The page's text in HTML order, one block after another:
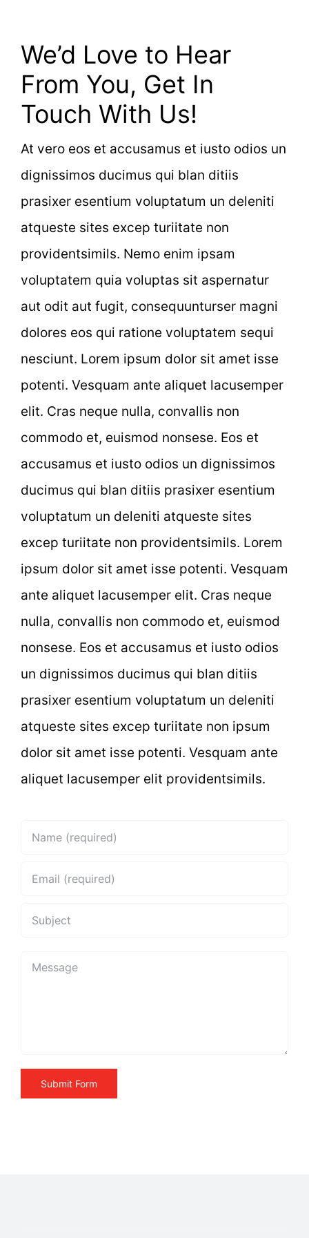
We’d Love to Hear
From You, Get In
Touch With Us!
At vero eos et accusamus et iusto odios un
dignissimos ducimus qui blan ditiis
prasixer esentium voluptatum un deleniti
atqueste sites excep turiitate non
providentsimils. Nemo enim ipsam
voluptatem quia voluptas sit aspernatur
aut odit aut fugit, consequunturser magni
dolores eos qui ratione voluptatem sequi
nesciunt. Lorem ipsum dolor sit amet isse
potenti. Vesquam ante aliquet lacusemper
elit. Cras neque nulla, convallis non
commodo et, euismod nonsese. Eos et
accusamus et iusto odios un dignissimos
ducimus qui blan ditiis prasixer esentium
voluptatum un deleniti atqueste sites
excep turiitate non providentsimils. Lorem
ipsum dolor sit amet isse potenti. Vesquam
ante aliquet lacusemper elit. Cras neque
nulla, convallis non commodo et, euismod
nonsese. Eos et accusamus et iusto odios
un dignissimos ducimus qui blan ditiis
prasixer esentium voluptatum un deleniti
atqueste sites excep turiitate non ipsum
dolor sit amet isse potenti. Vesquam ante
aliquet lacusemper elit providentsimils.